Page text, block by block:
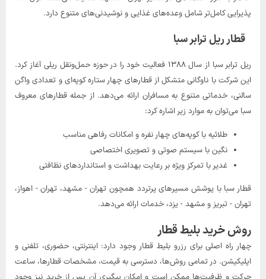
پذیرایی کامل‌تر شامل وعده‌های غذایی و نوشیدنی‌های متنوع دارد.
قطار ریل ترابر سبا
ریل ترابر سبا از سال ۱۳۸۸ فعالیت خود را در حوزه حمل‌ونقل ریلی آغاز کرد.
این شرکت با ناوگانی متشکل از قطارهای چهار ستاره کوپه‌ای و تعدادی واگن
سالنی، خدماتی متنوع به مسافران ارائه می‌دهد. از جمله قطارهای معروف
سبا می‌توان به موارد زیر اشاره کرد:
طلائیه با کوپه‌های چهار نفره و امکانات رفاهی مناسب
نگین با سیستم صوتی و تصویری اختصاصی
غدیر با تمرکز ویژه بر رعایت بهداشت و استانداردهای نظافتی
قطار سبا با پوشش مسیرهای پرتردد همچون تهران - مشهد، تهران - اهواز،
تهران - تبریز و مشهد - یزد، خدمات ارائه می‌دهد.
روش خرید بلیط قطار
چهار راه اصلی برای رزرو بلیط قطار وجود دارد: اینترنتی، حضوری، تلفنی و
اپلیکیشن. در تمامی روش‌ها، دسترسی به قیمت، مشخصات قطارها، ساعت